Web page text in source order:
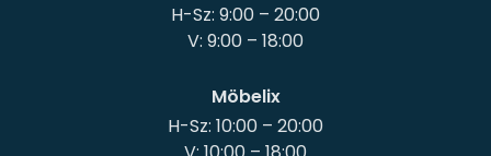
H-Sz: 9:00 – 20:00
Möbelix
H-Sz: 10:00 – 20:00